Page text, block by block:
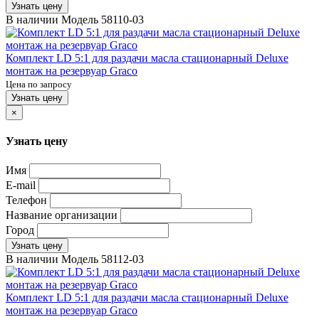
Узнать цену
В наличии Модель 58110-03
Комплект LD 5:1 для раздачи масла стационарный Deluxe
монтаж на резервуар Graco
Цена по запросу
Узнать цену
×
Узнать цену
Имя
E-mail
Телефон
Название организации
Город
Узнать цену
В наличии Модель 58112-03
Комплект LD 5:1 для раздачи масла стационарный Deluxe
монтаж на резервуар Graco